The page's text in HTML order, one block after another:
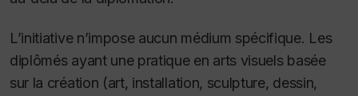
L’initiative n’impose aucun médium spécifique. Les
diplômés ayant une pratique en arts visuels basée
sur la création (art, installation, sculpture, dessin,